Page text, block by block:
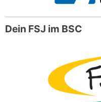
Dein FSJ im BSC